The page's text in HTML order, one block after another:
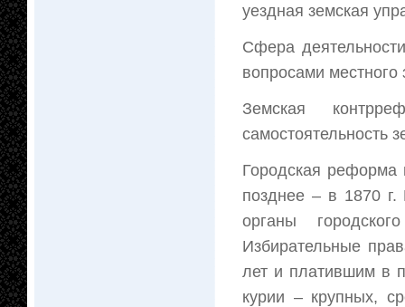
уездная земская
Сфера
вопросами местного
Земская
самостоятельность
Городская реформа
позднее – в 1870 г.
органы
Избирательные
лет и платившим в
курии – крупных,